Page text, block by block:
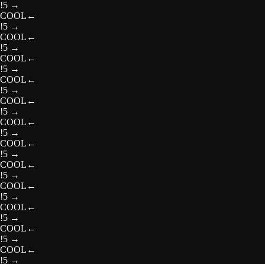
!5 →
COOL ←
!5 →
COOL ←
!5 →
COOL ←
!5 →
COOL ←
!5 →
COOL ←
!5 →
COOL ←
!5 →
COOL ←
!5 →
COOL ←
!5 →
COOL ←
!5 →
COOL ←
!5 →
COOL ←
!5 →
COOL ←
!5 →